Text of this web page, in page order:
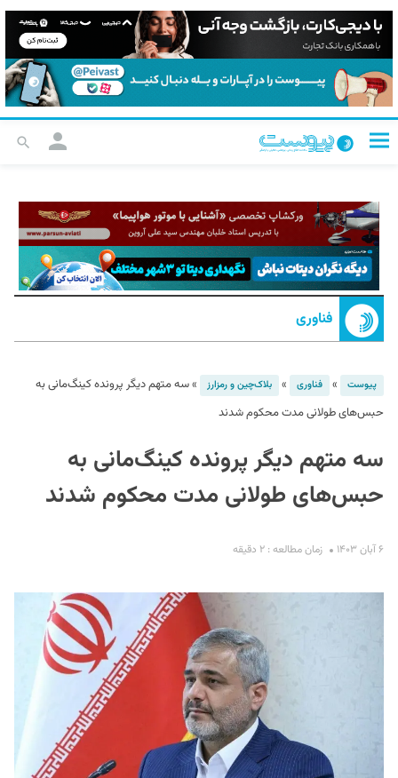
فناوری
پیوست » فناوری » بلاک‌چین و رمزارز »سه متهم دیگر پرونده کینگ‌مانی به
حبس‌های طولانی مدت محکوم شدند
سه متهم دیگر پرونده کینگ‌مانی به
حبس‌های طولانی مدت محکوم شدند
۶ آبان ۱۴۰۳ زمان مطالعه : ۲ دقیقه